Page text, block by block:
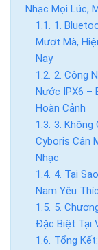
Nhạc Mọi Lúc,
1.
Mượt Mà,
Nay
2. Công
Nước IPX6 –
Hoàn Cảnh
3. Không
Cyboris Cân
Nhạc
4. Tại
Nam Yêu
5.
Đặc Biệt Tại
Tổng